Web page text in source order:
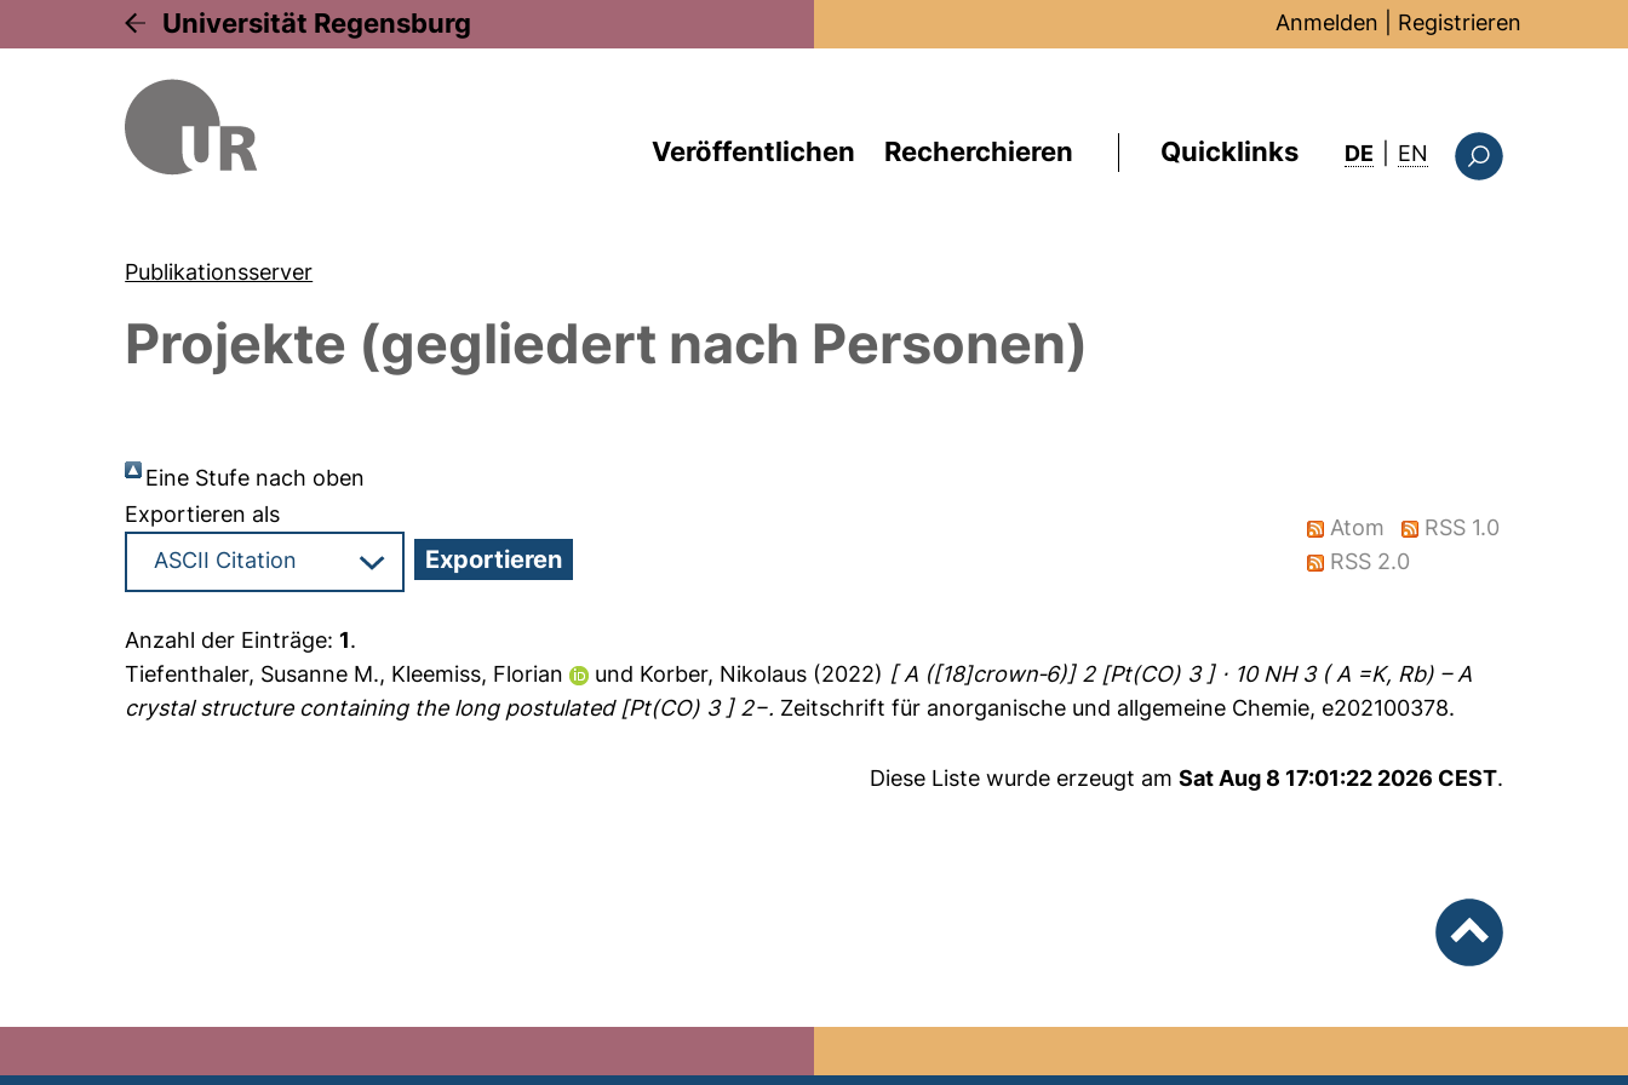
Universität Regensburg Anmelden Registrieren
Veröffentlichen Recherchieren Quicklinks DE EN : this page in
Publikationsserver
Projekte (gegliedert nach Personen)
Eine Stufe nach oben
Exportieren als
Atom
RSS 1.0
RSS 2.0
Anzahl der Einträge:1.
Tiefenthaler, Susanne M., Kleemiss, Florian und Korber, Nikolaus (2022) [ A ([18]crown‐6)] 2 [Pt(CO) 3 ] ⋅ 10 NH 3 ( A =K, Rb) – A
crystal structure containing the long postulated [Pt(CO) 3 ] 2−. Zeitschrift für anorganische und allgemeine Chemie, e202100378.
Diese Liste wurde erzeugt am Sat Aug 8 17:01:22 2026 CEST.